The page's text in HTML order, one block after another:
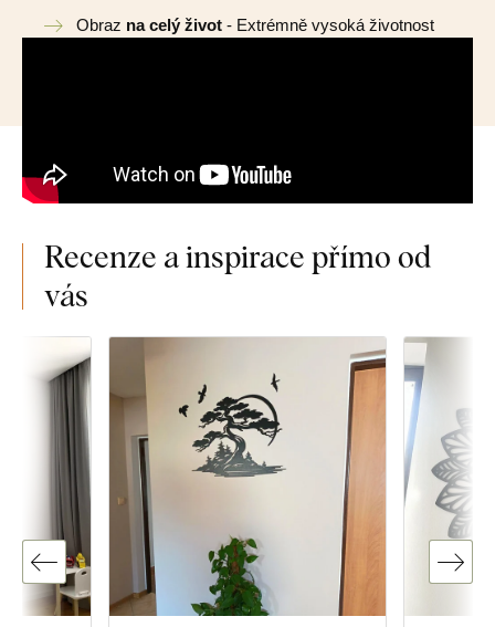
Obraz na celý život - Extrémně vysoká životnost
Recenze a inspirace přímo od
vás